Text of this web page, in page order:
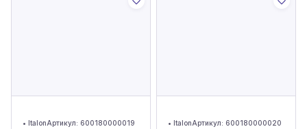
• ItalonАртикул: 600180000019 • ItalonАртикул: 600180000020